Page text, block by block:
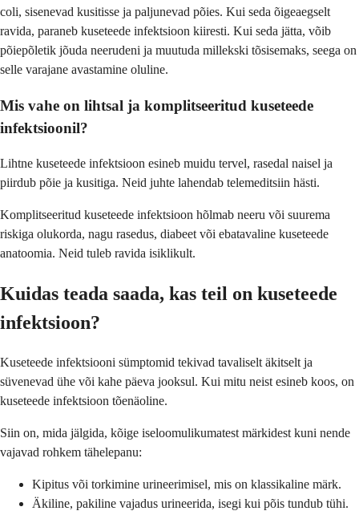
coli, sisenevad kusitisse ja paljunevad põies. Kui seda õigeaegselt
ravida, paraneb kuseteede infektsioon kiiresti. Kui seda jätta, võib
põiepõletik jõuda neerudeni ja muutuda millekski tõsisemaks, seega on
selle varajane avastamine oluline.
Mis vahe on lihtsal ja komplitseeritud kuseteede
infektsioonil?
Lihtne kuseteede infektsioon esineb muidu tervel, rasedal naisel ja
piirdub põie ja kusitiga. Neid juhte lahendab telemeditsiin hästi.
Komplitseeritud kuseteede infektsioon hõlmab neeru või suurema
riskiga olukorda, nagu rasedus, diabeet või ebatavaline kuseteede
anatoomia. Neid tuleb ravida isiklikult.
Kuidas teada saada, kas teil on kuseteede
infektsioon?
Kuseteede infektsiooni sümptomid tekivad tavaliselt äkitselt ja
süvenevad ühe või kahe päeva jooksul. Kui mitu neist esineb koos, on
kuseteede infektsioon tõenäoline.
Siin on, mida jälgida, kõige iseloomulikumatest märkidest kuni nende
vajavad rohkem tähelepanu:
Kipitus või torkimine urineerimisel, mis on klassikaline märk.
Äkiline, pakiline vajadus urineerida, isegi kui põis tundub tühi.